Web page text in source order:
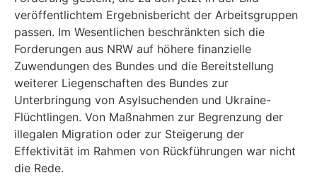
veröffentlichtem Ergebnisbericht der Arbeits­gruppen
passen. Im Wesentlichen beschränkten sich die
Forderungen aus NRW auf höhere finanzielle
Zuwendungen des Bundes und die Bereitstellung
weiterer Liegenschaften des Bun­des zur
Unterbringung von Asylsuchenden und Ukraine-
Flüchtlingen. Von Maßnahmen zur Begrenzung der
illegalen Migration oder zur Steigerung der
Effektivität im Rahmen von Rück­führungen war nicht
die Rede.